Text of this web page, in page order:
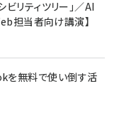
リティツリー」／AI
担当者向け講演】
を無料で使い倒す活